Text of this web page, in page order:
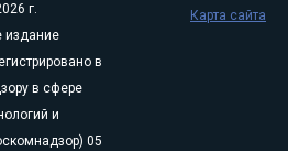
г.
издание
в
в сфере
и
05
Карта сайта